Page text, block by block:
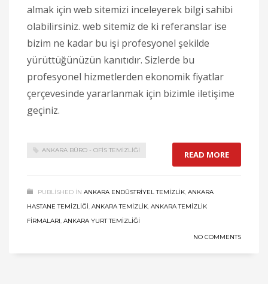
almak için web sitemizi inceleyerek bilgi sahibi
olabilirsiniz. web sitemiz de ki referanslar ise
bizim ne kadar bu işi profesyonel şekilde
yürüttüğünüzün kanıtıdır. Sizlerde bu
profesyonel hizmetlerden ekonomik fiyatlar
çerçevesinde yararlanmak için bizimle iletişime
geçiniz.
ANKARA BÜRO - OFIS TEMIZLIĞI READ MORE
PUBLISHED IN ANKARA ENDÜSTRIYEL TEMIZLIK, ANKARA
HASTANE TEMIZLIĞI, ANKARA TEMIZLIK, ANKARA TEMIZLIK
FIRMALARI, ANKARA YURT TEMIZLIĞI
NO COMMENTS